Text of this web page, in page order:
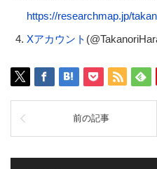
https://researchmap.jp/
Xアカウント
前の記事